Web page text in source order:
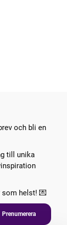
och bli en
till unika
som helst! 💌
Prenumerera